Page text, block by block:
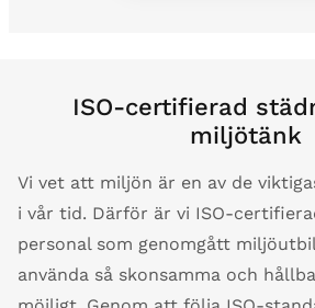
ISO-certifierad
miljötänk
Vi vet att miljön är en av de
i vår tid. Därför är vi ISO-
personal som genomgått
använda så skonsamma och